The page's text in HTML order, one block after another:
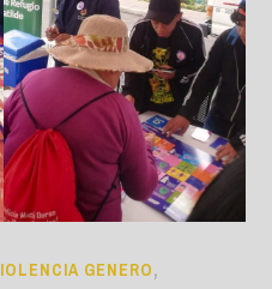
GENERO,